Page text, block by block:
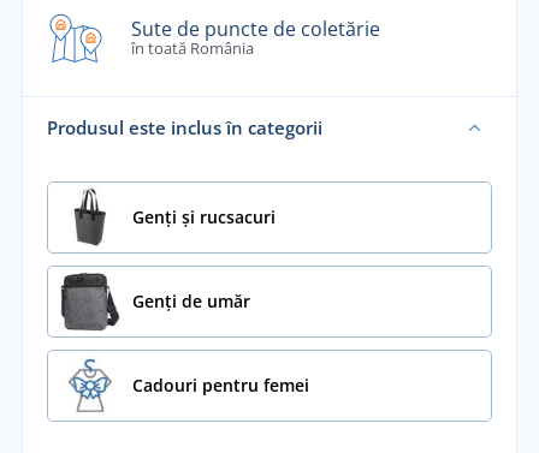
Sute de puncte de coletărie
în toată România
Produsul este inclus în categorii
Genți și rucsacuri
Genți de umăr
Cadouri pentru femei